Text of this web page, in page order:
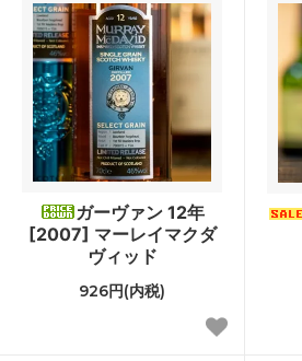
ガーヴァン 12年
[2007] マーレイマクダ
ヴィッド
926円(内税)